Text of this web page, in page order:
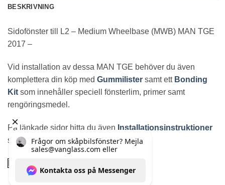
BESKRIVNING
Sidofönster till L2 – Medium Wheelbase (MWB) MAN TGE
2017 –
Vid installation av dessa MAN TGE behöver du även
komplettera din köp med Gummilister samt ett Bonding
Kit som innehåller speciell fönsterlim, primer samt
rengöringsmedel.
På länkade sidor hitta du även Installationsinstruktioner
samt vårtFAQ.